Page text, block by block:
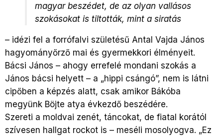
magyar beszédet, de az olyan vallásos
szokásokat is tiltották, mint a siratás
– idézi fel a forrófalvi születésű Antal Vajda János
hagyományőrző mai és gyermekkori élményeit.
Bácsi János – ahogy errefelé mondani szokás a
János bácsi helyett – a „hippi csángó”, nem is látni
cipőben a képzés alatt, csak amikor Bákóba
megyünk Böjte atya évkezdő beszédére.
Szereti a moldvai zenét, táncokat, de fiatal korától
szívesen hallgat rockot is – meséli mosolyogva. „Ez